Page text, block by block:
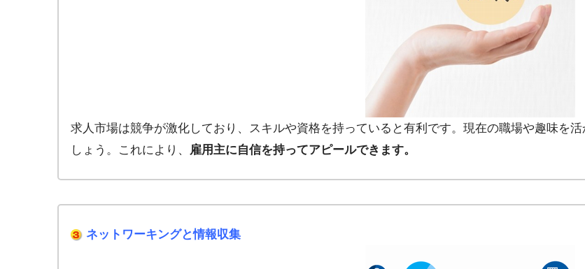
求人市場は競争が激化しており、スキルや資格を持っていると有利です。現在の職場や趣味を
しょう。これにより、 雇用主に自信を持ってアピールできます。
ネットワーキングと情報収集